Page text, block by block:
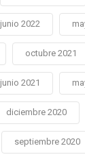
junio 2022
octubre 2021
junio 2021
diciembre 2020
septiembre 2020